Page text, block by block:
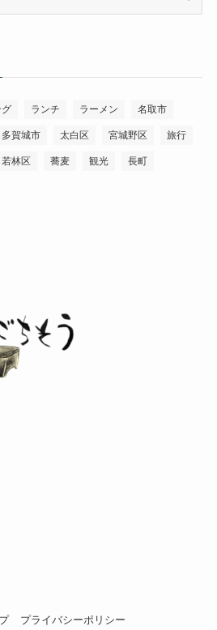
グ ランチ ラーメン 名取市
多賀城市 太白区 宮城野区 旅行
若林区 蕎麦 観光 長町
プライバシーポリシー